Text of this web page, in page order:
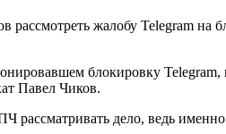
рассмотреть жалобу Telegram
блокировку
Павел Чиков.
дело, ведь